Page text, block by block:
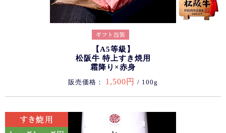
【A5等級】
松阪牛 特上すき焼用
霜降り×赤身
販売価格： 1,500円 / 100g